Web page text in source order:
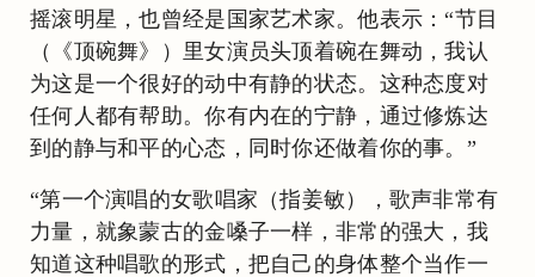
摇滚明星，也曾经是国家艺术家。他表示：“节目
（《顶碗舞》）里女演员头顶着碗在舞动，我认
为这是一个很好的动中有静的状态。这种态度对
任何人都有帮助。你有内在的宁静，通过修炼达
到的静与和平的心态，同时你还做着你的事。”
“第一个演唱的女歌唱家（指姜敏），歌声非常有
力量，就象蒙古的金嗓子一样，非常的强大，我
知道这种唱歌的形式，把自己的身体整个当作一